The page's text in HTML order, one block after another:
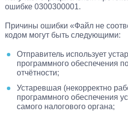
ошибке 0300300001.
Причины ошибки «Файл не
кодом могут быть следующими:
Отправитель использует
программного обеспечения
отчётности;
Устаревшая (некорректно
программного обеспечения
самого налогового органа;